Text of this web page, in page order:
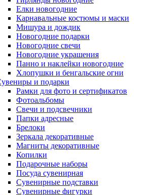
Елки новогодние
Карнавальные костюмы и маски
Мишура и дождик
Новогодние подарки
Новогодние свечи
Новогодние украшения
Панно и наклейки новогодние
Хлопушки и бенгальские огни
и подарки
Рамки для фото и сертификатов
Фотоальбомы
Свечи и подсвечники
Папки адресные
Брелоки
Зеркала декоративные
Магниты декоративные
Копилки
Подарочные наборы
Посуда сувенирная
Сувенирные подставки
Сувенирные фигурки